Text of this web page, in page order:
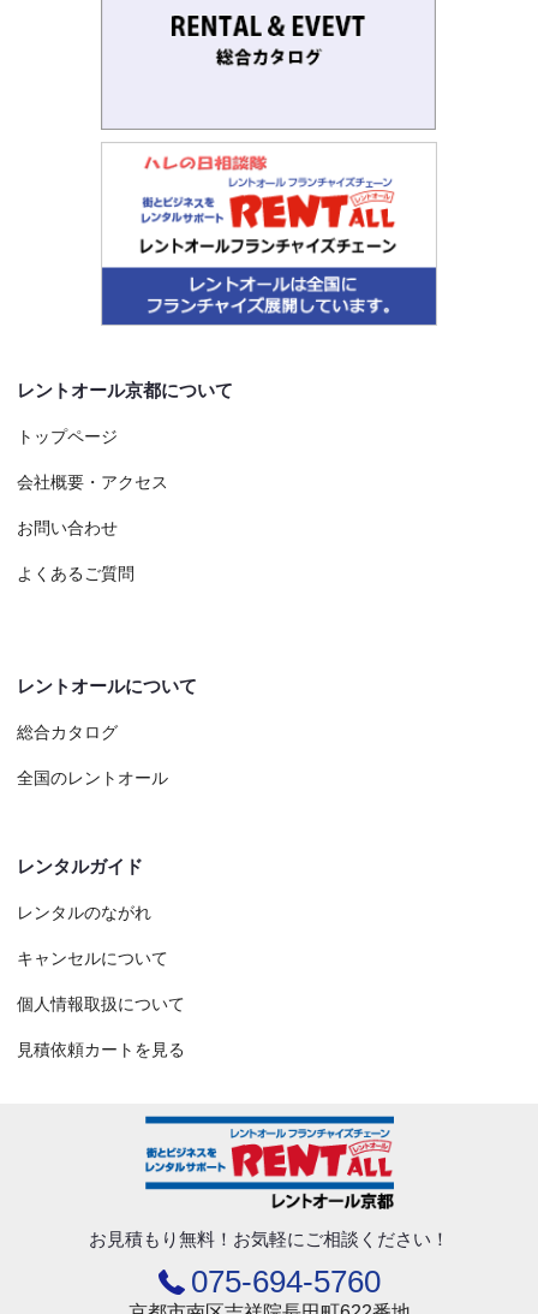
レントオール京都について
トップページ
会社概要・アクセス
お問い合わせ
よくあるご質問
レントオールについて
総合カタログ
全国のレントオール
レンタルガイド
レンタルのながれ
キャンセルについて
個人情報取扱について
見積依頼カートを見る
お見積もり無料！ お気軽にご相談ください！
075-694-5760